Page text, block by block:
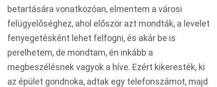
betartására vonatkozóan, elmentem a városi
felügyelőséghez, ahol először azt mondták, a levelet
fenyegetésként lehet felfogni, és akár be is
perelhetem, de mondtam, én inkább a
megbeszélésnek vagyok a híve. Ezért kikeresték, ki
az épület gondnoka, adtak egy telefonszámot, majd